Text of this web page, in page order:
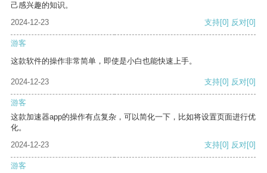
己感兴趣的知识。
2024-12-23
支持[0] 反对[0]
游客
这款软件的操作非常简单，即使是小白也能快速上手。
2024-12-23 支持[0] 反对[0]
游客
这款加速器app的操作有点复杂，可以简化一下，比如将设置页面进行优
化。
2024-12-23
支持[0] 反对[0]
游客